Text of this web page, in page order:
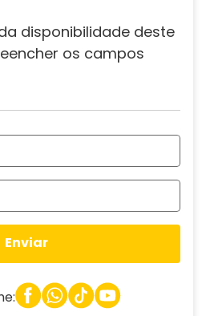
disponibilidade deste
os campos
Enviar